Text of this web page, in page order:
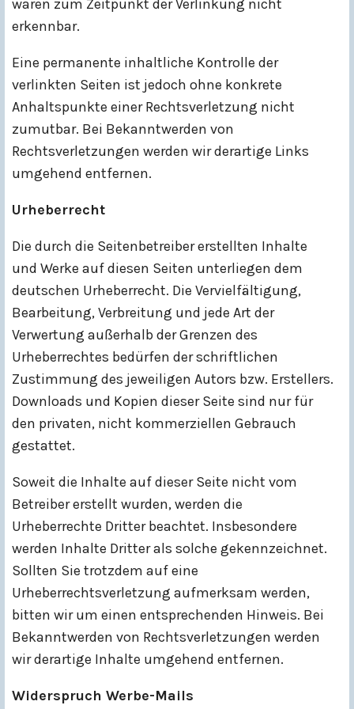
waren zum Zeitpunkt der Verlinkung nicht
erkennbar.
Eine permanente inhaltliche Kontrolle der
verlinkten Seiten ist jedoch ohne konkrete
Anhaltspunkte einer Rechtsverletzung nicht
zumutbar. Bei Bekanntwerden von
Rechtsverletzungen werden wir derartige Links
umgehend entfernen.
Urheberrecht
Die durch die Seitenbetreiber erstellten Inhalte
und Werke auf diesen Seiten unterliegen dem
deutschen Urheberrecht. Die Vervielfältigung,
Bearbeitung, Verbreitung und jede Art der
Verwertung außerhalb der Grenzen des
Urheberrechtes bedürfen der schriftlichen
Zustimmung des jeweiligen Autors bzw. Erstellers.
Downloads und Kopien dieser Seite sind nur für
den privaten, nicht kommerziellen Gebrauch
gestattet.
Soweit die Inhalte auf dieser Seite nicht vom
Betreiber erstellt wurden, werden die
Urheberrechte Dritter beachtet. Insbesondere
werden Inhalte Dritter als solche gekennzeichnet.
Sollten Sie trotzdem auf eine
Urheberrechtsverletzung aufmerksam werden,
bitten wir um einen entsprechenden Hinweis. Bei
Bekanntwerden von Rechtsverletzungen werden
wir derartige Inhalte umgehend entfernen.
Widerspruch Werbe-Mails